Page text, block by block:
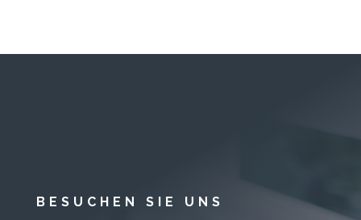
BESUCHEN SIE UNS